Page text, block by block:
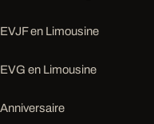
EVJF en Limousine
EVG en Limousine
Anniversaire